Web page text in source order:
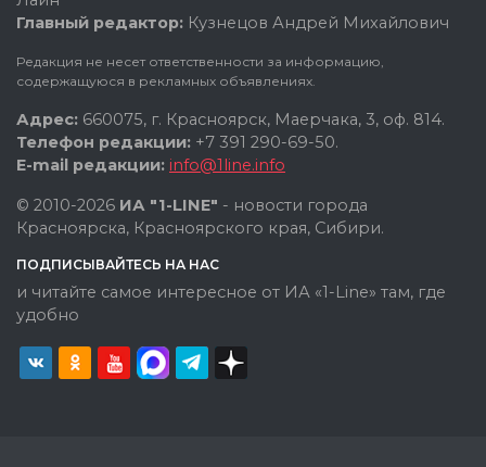
Главный редактор: Кузнецов Андрей Михайлович
Редакция не несет ответственности за информацию,
содержащуюся в рекламных объявлениях.
Адрес: 660075, г. Красноярск, Маерчака, 3, оф. 814.
Телефон редакции: +7 391 290-69-50.
E-mail редакции: info@1line.info
© 2010-2026 ИА "1-LINE" - новости города
Красноярска, Красноярского края, Сибири.
ПОДПИСЫВАЙТЕСЬ НА НАС
и читайте самое интересное от ИА «1-Line» там, где
удобно